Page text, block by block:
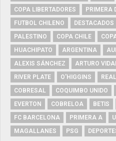
COPA LIBERTADORES
PRIMERA
FUTBOL CHILENO
DESTACADOS
PALESTINO
COPA CHILE
HUACHIPATO
ARGENTINA
ALEXIS SÁNCHEZ
ARTURO VIDAL
RIVER PLATE
O'HIGGINS
COBRESAL
COQUIMBO UNIDO
EVERTON
COBRELOA BETIS
FC BARCELONA
PRIMERA A
MAGALLANES
PSG